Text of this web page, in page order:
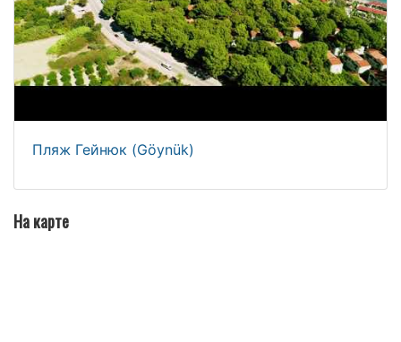
Пляж Гейнюк (Göynük)
На карте